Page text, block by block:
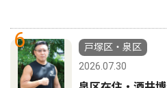
6
戸塚区・泉区
2026.07.30